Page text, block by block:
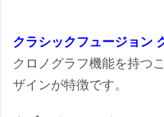
クラシックフュージョン
クロノグラフ機能を持つ
ザインが特徴です。